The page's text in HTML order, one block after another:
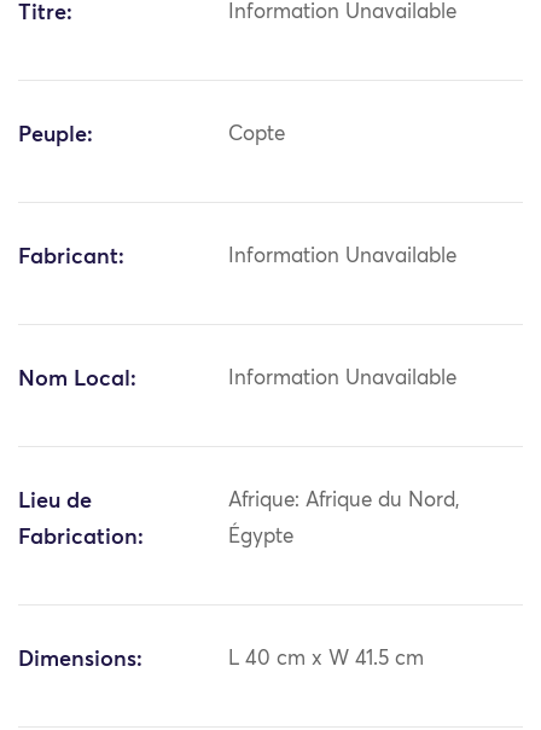
Titre: Information Unavailable
Peuple: Copte
Fabricant: Information Unavailable
Nom Local: Information Unavailable
Lieu de
Fabrication:
Afrique: Afrique du Nord,
Égypte
Dimensions: L 40 cm x W 41.5 cm